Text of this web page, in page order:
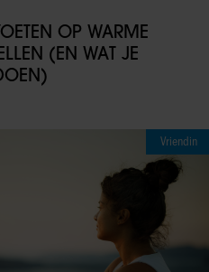
OP WARME
(EN WAT JE
Vriendin